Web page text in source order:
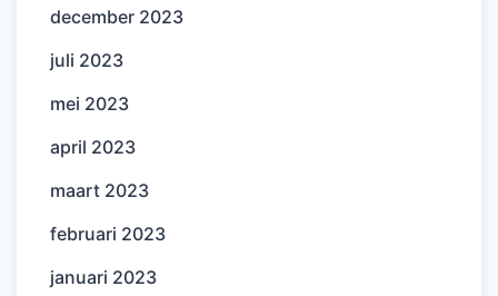
december 2023
juli 2023
mei 2023
april 2023
maart 2023
februari 2023
januari 2023